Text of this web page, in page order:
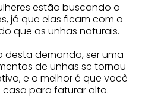
estão buscando o
já que elas ficam com o
que as unhas naturais.
desta demanda, ser uma
de unhas se tornou
e o melhor é que você
casa para faturar alto.